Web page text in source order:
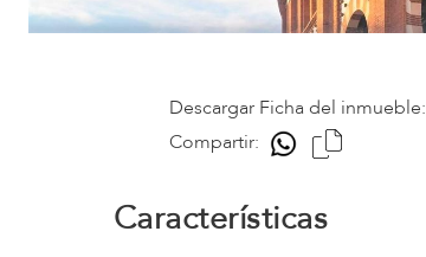
Descargar Ficha del inmueble:
Compartir:
Características